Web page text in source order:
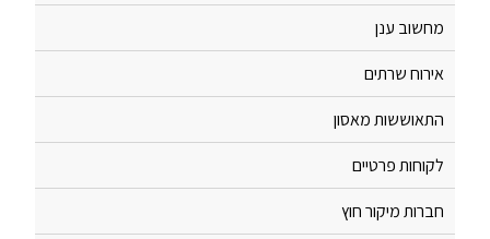
מחשוב ענן
אירוח שרתים
התאוששות מאסון
לקוחות פרטיים
חברות מיקור חוץ